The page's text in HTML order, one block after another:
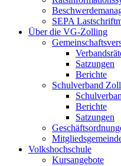
SEPA
Über die VG-Zolling
Satzungen
Berichte
Schulverband
Berichte
Satzungen
Volkshochschule
Kursangebote